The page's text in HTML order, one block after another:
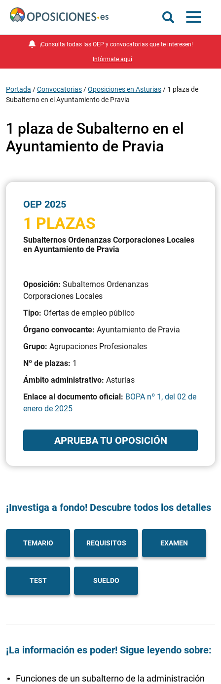
¡Consulta todas las OEP y convocatorias que te interesen!
Infórmate aquí
Portada /Convocatorias /Oposiciones en Asturias / 1 plaza de
Subalterno en el Ayuntamiento de Pravia
1 plaza de Subalterno en el
Ayuntamiento de Pravia
OEP 2025
1 PLAZAS
Subalternos Ordenanzas Corporaciones Locales
en Ayuntamiento de Pravia
Oposición: Subalternos Ordenanzas
Corporaciones Locales
Tipo: Ofertas de empleo público
Órgano convocante: Ayuntamiento de Pravia
Grupo: Agrupaciones Profesionales
Nº de plazas: 1
Ámbito administrativo: Asturias
Enlace al documento oficial: BOPA nº 1, del 02 de
enero de 2025
APRUEBA TU OPOSICIÓN
¡Investiga a fondo! Descubre todos los detalles
TEMARIO REQUISITOS EXAMEN
TEST SUELDO
¡La información es poder! Sigue leyendo sobre:
Funciones de un subalterno de la administración